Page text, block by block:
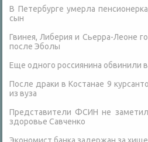
В Петербурге умерла
сын
Гвинея, Либерия и Сьерра-Леоне
после Эболы
Еще одного россиянина обвинили
После драки в Костанае 9
из вуза
Представители ФСИН не
здоровье Савченко